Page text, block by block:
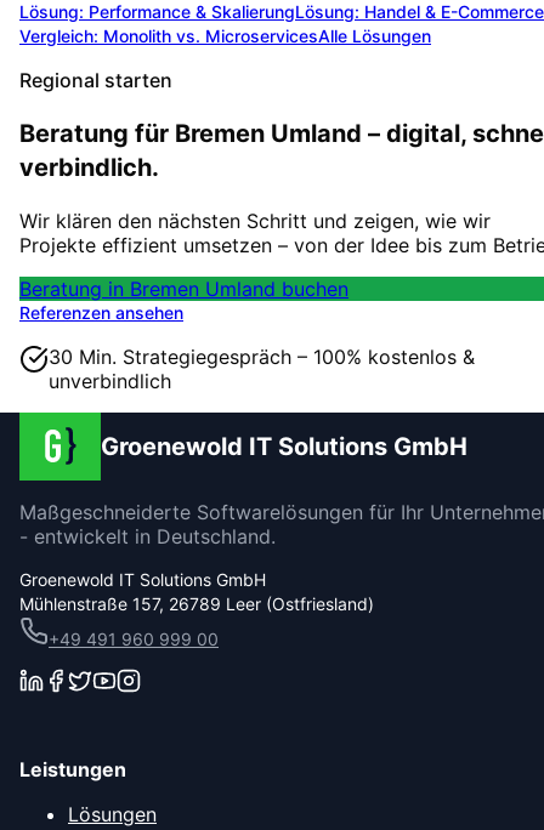
Lösung: Performance & SkalierungLösung: Handel & E-Commerce
Vergleich: Monolith vs. MicroservicesAlle Lösungen
Regional starten
Beratung für Bremen Umland – digital,
verbindlich.
Wir klären den nächsten Schritt und zeigen, wie wir
Projekte effizient umsetzen – von der Idee bis zum
Beratung in Bremen Umland buchen
Referenzen ansehen
30 Min. Strategiegespräch – 100% kostenlos &
unverbindlich
Groenewold IT Solutions GmbH
Maßgeschneiderte Softwarelösungen für Ihr
- entwickelt in Deutschland.
Groenewold IT Solutions GmbH
Mühlenstraße 157, 26789 Leer (Ostfriesland)
+49 491 960 999 00
Leistungen
Lösungen